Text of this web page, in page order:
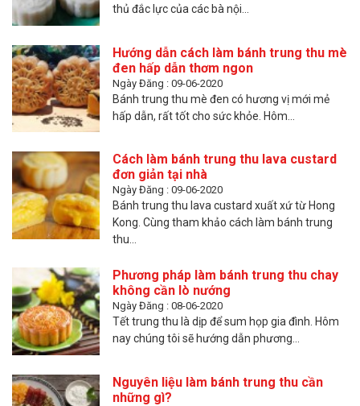
thủ đắc lực của các bà nội...
Hướng dẫn cách làm bánh trung thu mè
đen hấp dẫn thơm ngon
Ngày Đăng : 09-06-2020
Bánh trung thu mè đen có hương vị mới mẻ
hấp dẫn, rất tốt cho sức khỏe. Hôm...
Cách làm bánh trung thu lava custard
đơn giản tại nhà
Ngày Đăng : 09-06-2020
Bánh trung thu lava custard xuất xứ từ Hong
Kong. Cùng tham khảo cách làm bánh trung
thu...
Phương pháp làm bánh trung thu chay
không cần lò nướng
Ngày Đăng : 08-06-2020
Tết trung thu là dịp để sum họp gia đình. Hôm
nay chúng tôi sẽ hướng dẫn phương...
Nguyên liệu làm bánh trung thu cần
những gì?